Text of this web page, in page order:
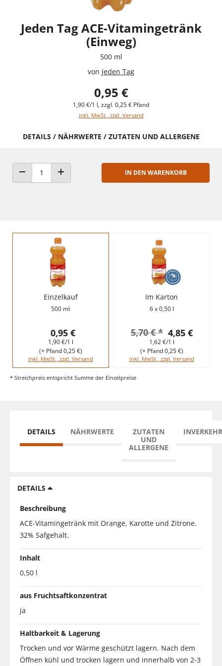
Jeden Tag ACE-Vitamingetränk
(Einweg)
500 ml
von Jeden Tag
0,95 €
1,90 €/1 l, zzgl. 0,25 € Pfand
inkl. MwSt., zzgl. Versand
DETAILS / NÄHRWERTE / ZUTATEN UND ALLERGENE
ANZAHL VERRINGERNANZAHL ERHÖHEN
IN DEN WARENKORB
Einzelkauf
500 ml
0,95 €
1,90 €/1 l
inkl. MwSt., zzgl. Versand
(+ Pfand 0,25 €)
Im Karton
6 x 0,50 l
4,85 €
5,70 € *
1,62 €/1 l
inkl. MwSt., zzgl. Versand
(+ Pfand 0,25 €)
* Streichpreis entspricht Summe der Einzelpreise
DETAILS NÄHRWERTE
ZUTATEN
UND
ALLERGENE
DETAILS
Beschreibung
ACE-Vitamingetränk mit Orange, Karotte und Zitrone.
32% Safgehalt.
Inhalt
0,50 l
aus Fruchtsaftkonzentrat
ja
Haltbarkeit & Lagerung
Trocken und vor Wärme geschützt lagern. Nach dem
Öffnen kühl und trocken lagern und innerhalb von 2-3